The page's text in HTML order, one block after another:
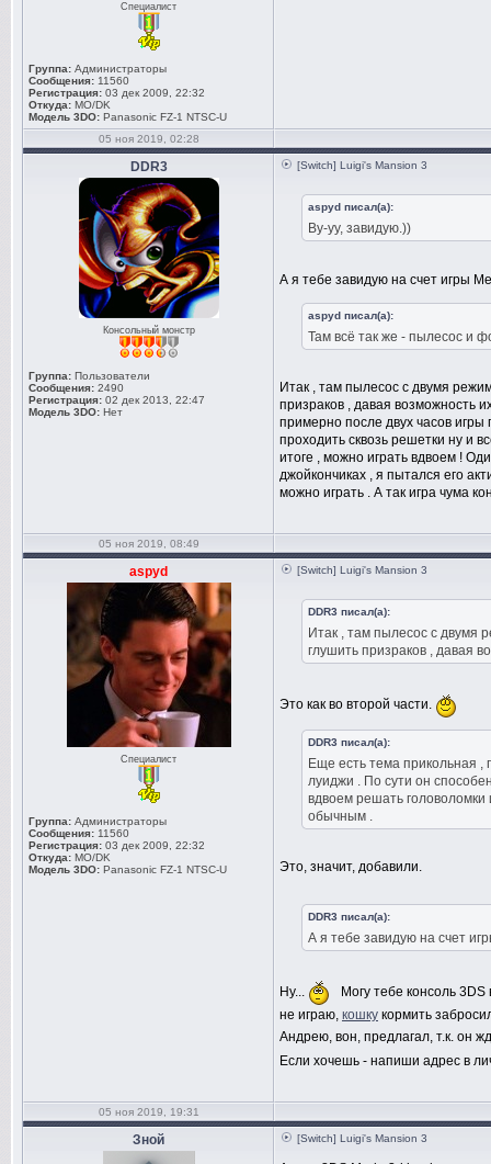
Специалист
Группа: Администраторы
Сообщения: 11560
Регистрация: 03 дек 2009, 22:32
Откуда: MO/DK
Модель 3DO: Panasonic FZ-1 NTSC-U
05 ноя 2019, 02:28
DDR3
Консольный монстр
Группа: Пользователи
Сообщения: 2490
Регистрация: 02 дек 2013, 22:47
Модель 3DO: Нет
[Switch] Luigi's Mansion 3
aspyd писал(а):
Ву-уу, завидую.))
А я тебе завидую на счет игры
aspyd писал(а):
Там всё так же - пылесос и
Итак , там пылесос с двумя
призраков , давая возможность
примерно после двух часов
проходить сквозь решетки ну и
итоге , можно играть вдвоем !
джойкончиках , я пытался его
можно играть . А так игра чума
05 ноя 2019, 08:49
aspyd
Специалист
Группа: Администраторы
Сообщения: 11560
Регистрация: 03 дек 2009, 22:32
Откуда: MO/DK
Модель 3DO: Panasonic FZ-1 NTSC-U
[Switch] Luigi's Mansion 3
DDR3 писал(а):
Итак , там пылесос с двумя
глушить призраков , давая
Это как во второй части.
DDR3 писал(а):
Еще есть тема прикольная ,
луиджи . По сути он
вдвоем решать головоломки
обычным .
Это, значит, добавили.
DDR3 писал(а):
А я тебе завидую на счет
Ну...
Могу тебе консоль
не играю, кошку кормить
Андрею, вон, предлагал, т.к. он
Если хочешь - напиши адрес в
05 ноя 2019, 19:31
Зной [Switch] Luigi's Mansion 3